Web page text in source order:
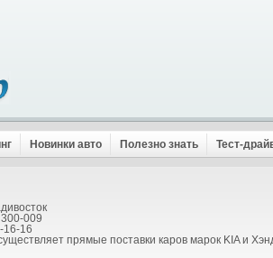
Новинки авто Полезно знать Тест-
300-009
16-16
прямые поставки каров марок KIA и